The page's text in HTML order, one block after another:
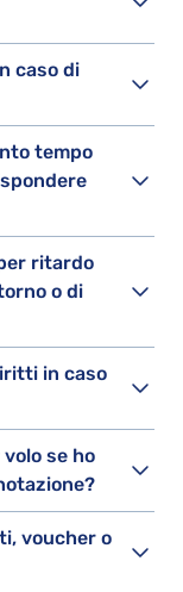
caso di
tempo
ritardo
o di
in caso
se ho
voucher o